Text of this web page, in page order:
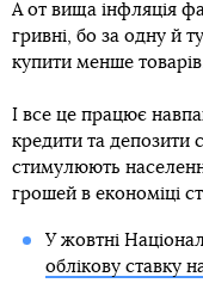
А от вища інфляція
гривні, бо за одну й
купити менше
І все це працює
кредити та
стимулюють
грошей в економіці
У жовтні
облікову ставку